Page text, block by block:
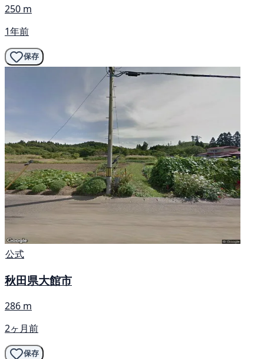
250 m
1年前
保存
公式
秋田県大館市
286 m
2ヶ月前
保存